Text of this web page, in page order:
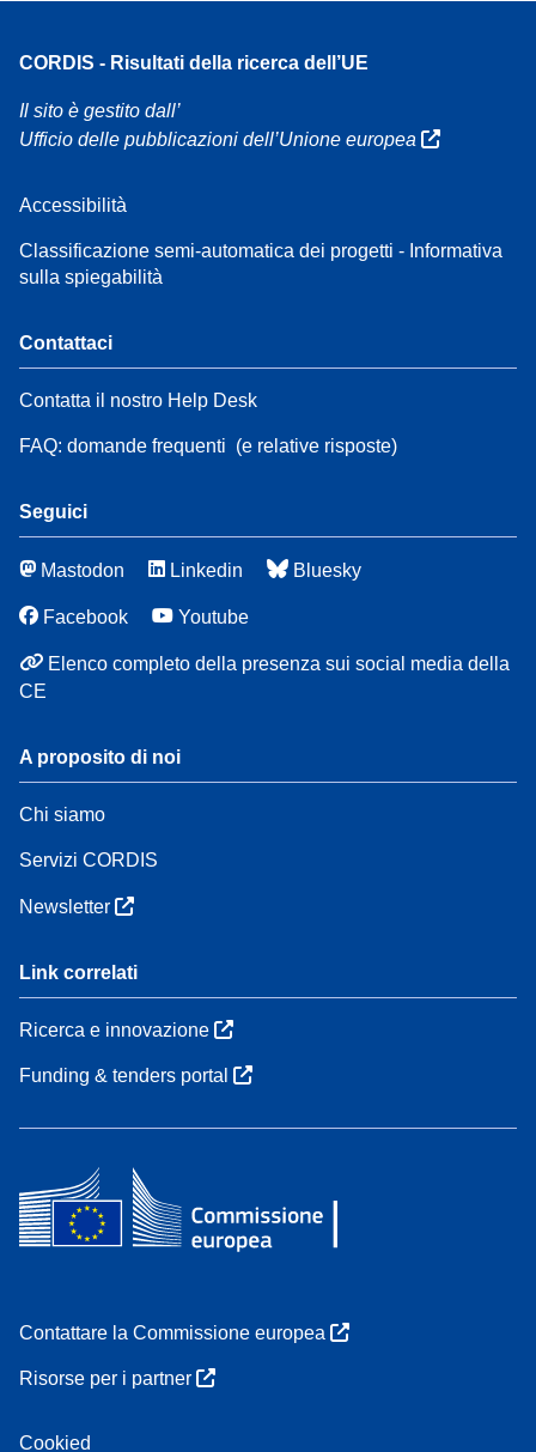
CORDIS - Risultati della ricerca dell’UE
Il sito è gestito dall’
Ufficio delle pubblicazioni dell’Unione europea
Accessibilità
Classificazione semi-automatica dei progetti - Informativa
sulla spiegabilità
Contattaci
Contatta il nostro Help Desk
FAQ: domande frequenti (e relative risposte)
Seguici
Mastodon Linkedin Bluesky
Facebook Youtube
Elenco completo della presenza sui social media della
CE
A proposito di noi
Chi siamo
Servizi CORDIS
Newsletter
Link correlati
Ricerca e innovazione
Funding & tenders portal
Contattare la Commissione europea
Risorse per i partner
Cookied